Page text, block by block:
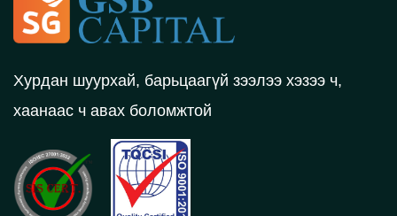
Хурдан шуурхай, барьцаагүй зээлээ хэзээ ч,
хаанаас ч авах боломжтой